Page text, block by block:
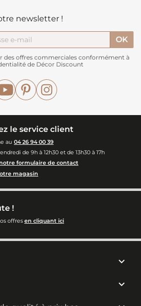
newsletter !
des offres commerciales conformément à
de Décor Discount
YouTubePinterest
le service client
au 04 26 94 00 39
de 9h à 12h30 et de 13h30 à 17h
notre formulaire de contact
magasin
!
offres en cliquant ici

